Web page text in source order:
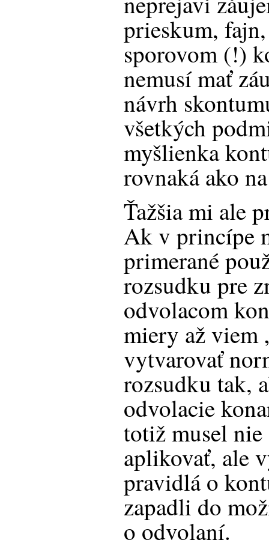
prieskum,
sporovom (!)
nemusí mať
návrh
všetkých
myšlienka
rovnaká ako
Ťažšia mi ale
Ak v princípe
primerané
rozsudku pre
odvolacom
miery až viem
vytvarovať
rozsudku tak,
odvolacie
totiž musel nie
aplikovať, ale
pravidlá o
zapadli do
o odvolaní.